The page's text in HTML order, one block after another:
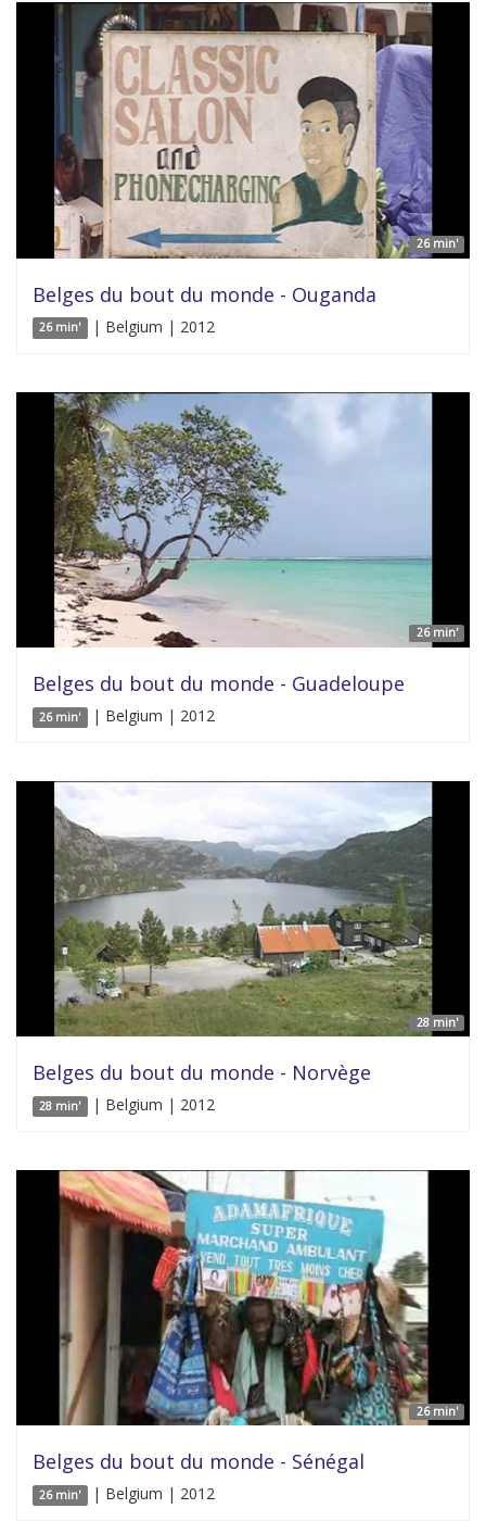
26 min'
Belges du bout du monde - Ouganda
26 min' | Belgium | 2012
26 min'
Belges du bout du monde - Guadeloupe
26 min' | Belgium | 2012
28 min'
Belges du bout du monde - Norvège
28 min' | Belgium | 2012
26 min'
Belges du bout du monde - Sénégal
26 min' | Belgium | 2012